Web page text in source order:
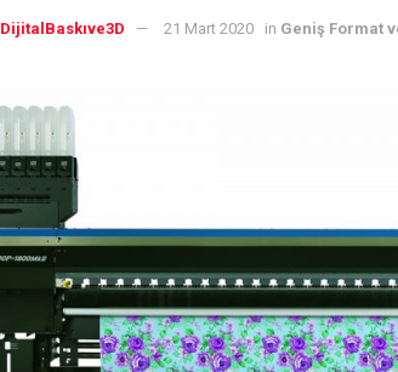
DijitalBaskıve3D 21 Mart 2020 in Geniş Format